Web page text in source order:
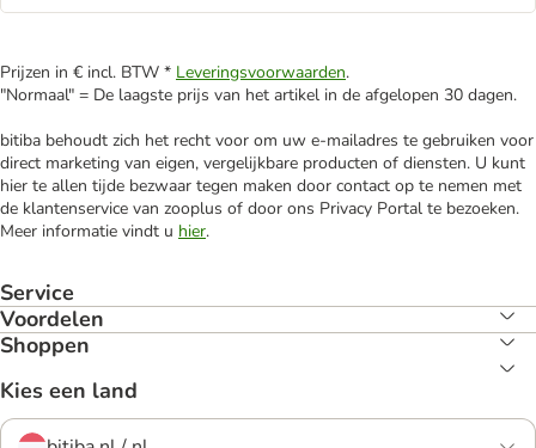
Prijzen in € incl. BTW * Leveringsvoorwaarden.
"Normaal" = De laagste prijs van het artikel in de afgelopen 30 dagen.
bitiba behoudt zich het recht voor om uw e-mailadres te gebruiken voor
direct marketing van eigen, vergelijkbare producten of diensten. U kunt
hier te allen tijde bezwaar tegen maken door contact op te nemen met
de klantenservice van zooplus of door ons Privacy Portal te bezoeken.
Meer informatie vindt u hier.
Service
Voordelen
Shoppen
Kies een land